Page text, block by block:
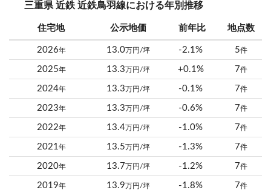
三重県 近鉄 近鉄鳥羽線における年別推移
住宅地 公示地価 前年比 地点数
2026年 13.0万円/坪 -2.1% 5件
2025年 13.3万円/坪 +0.1% 7件
2024年 13.3万円/坪 -0.1% 7件
2023年 13.3万円/坪 -0.6% 7件
2022年 13.4万円/坪 -1.0% 7件
2021年 13.5万円/坪 -1.3% 7件
2020年 13.7万円/坪 -1.2% 7件
2019年 13.9万円/坪 -1.8% 7件